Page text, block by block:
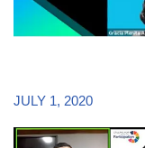
JULY 1, 2020